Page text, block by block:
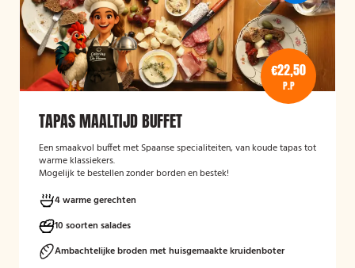
€22,50
P.P
TAPAS MAALTIJD BUFFET
Een smaakvol buffet met Spaanse specialiteiten, van koude tapas tot
warme klassiekers.
Mogelijk te bestellen zonder borden en bestek!
4 warme gerechten
10 soorten salades
Ambachtelijke broden met huisgemaakte kruidenboter